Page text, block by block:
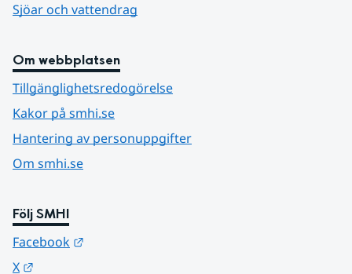
Sjöar och vattendrag
Om webbplatsen
Tillgänglighetsredogörelse
Kakor på smhi.se
Hantering av personuppgifter
Om smhi.se
Följ SMHI
Facebook
X